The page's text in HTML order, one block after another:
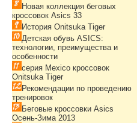
Новая коллекция беговых
кроссовок Asics 33
История Onitsuka Tiger
Детская обувь ASICS:
технологии, преимущества и
особенности
серия Mexico кроссовок
Onitsuka Tiger
Рекомендации по проведению
тренировок
Беговые кроссовки Asics
Осень-Зима 2013